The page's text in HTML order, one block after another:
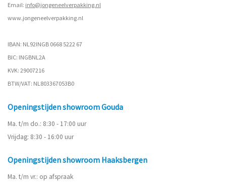
Email: info@jongeneelverpakking.nl
www.jongeneelverpakking.nl
IBAN: NL92INGB 0668 5222 67
BIC: INGBNL2A
KVK: 29007216
BTW/VAT: NL803367053B0
Openingstijden showroom Gouda
Ma. t/m do.: 8:30 - 17:00 uur
Vrijdag: 8:30 - 16:00 uur
Openingstijden showroom Haaksbergen
Ma. t/m vr.: op afspraak